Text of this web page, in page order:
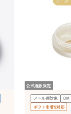
公式通販限定
メール便対象 OM
ギフト巾着S対応